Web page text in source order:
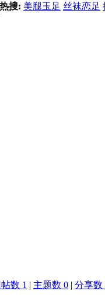
热搜: 美腿玉足 丝袜恋足
帖数 1 | 主题数 0 | 分享数